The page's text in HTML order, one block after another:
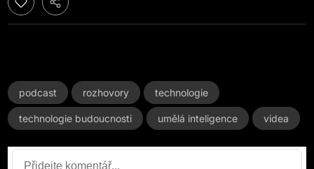
podcast rozhovory technologie
technologie budoucnosti umělá inteligence videa